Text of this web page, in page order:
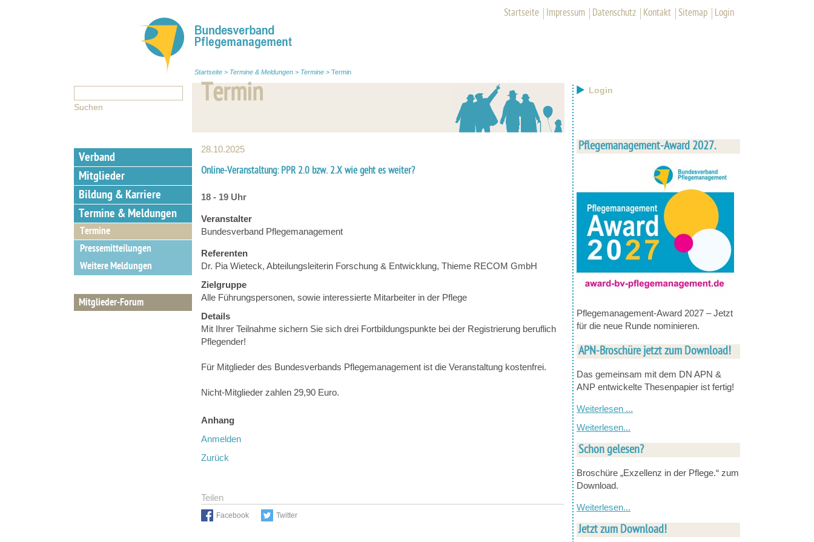
Startseite Impressum Datenschutz Kontakt Sitemap Login
Startseite > Termine & Meldungen > Termine > Termin
Termin
Verband
Mitglieder
Bildung & Karriere
Termine & Meldungen
Termine
Pressemitteilungen
Weitere Meldungen
Mitglieder-Forum
Login
Pflegemanagement-Award 2027.
Pflegemanagement-Award 2027 – Jetzt
für die neue Runde nominieren.
APN-Broschüre jetzt zum Download!
Das gemeinsam mit dem DN APN &
ANP entwickelte Thesenpapier ist fertig!
Weiterlesen ...
Weiterlesen...
Schon gelesen?
Broschüre „Exzellenz in der Pflege.“ zum
Download.
Weiterlesen...
Jetzt zum Download!
28.10.2025
Online-Veranstaltung: PPR 2.0 bzw. 2.X wie geht es weiter?
18 - 19 Uhr
Veranstalter
Bundesverband Pflegemanagement
Referenten
Dr. Pia Wieteck, Abteilungsleiterin Forschung & Entwicklung, Thieme RECOM GmbH
Zielgruppe
Alle Führungspersonen, sowie interessierte Mitarbeiter in der Pflege
Details
Mit Ihrer Teilnahme sichern Sie sich drei Fortbildungspunkte bei der Registrierung beruflich
Pflegender!
Für Mitglieder des Bundesverbands Pflegemanagement ist die Veranstaltung kostenfrei.
Nicht-Mitglieder zahlen 29,90 Euro.
Anhang
Anmelden
Zurück
Teilen
Facebook Twitter